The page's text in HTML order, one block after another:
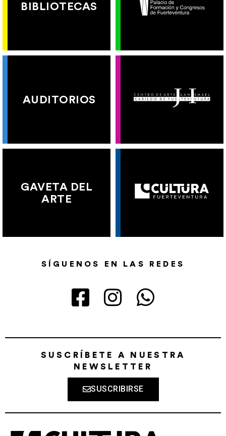
BIBLIOTECAS
AUDITORIOS
GAVETA DEL
ARTE
SÍGUENOS EN LAS REDES
SUSCRÍBETE A NUESTRA
NEWSLETTER
SUSCRIBIRSE